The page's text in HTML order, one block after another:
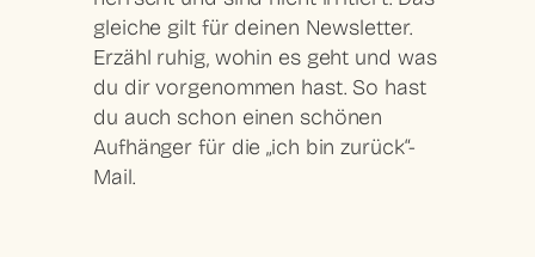
gleiche gilt für deinen Newsletter.
Erzähl ruhig, wohin es geht und was
du dir vorgenommen hast. So hast
du auch schon einen schönen
Aufhänger für die „ich bin zurück“-
Mail.